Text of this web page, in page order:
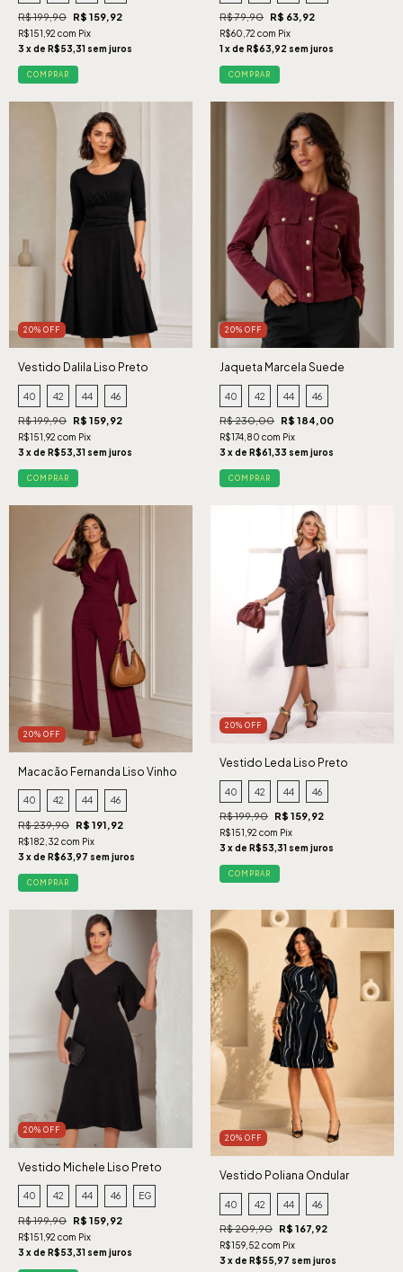
R$ 199,90 R$ 159,92
R$151,92 com Pix
3 x de R$53,31 sem juros
COMPRAR
R$ 79,90 R$ 63,92
R$60,72 com Pix
1 x de R$63,92 sem juros
COMPRAR
20% OFF
Vestido Dalila Liso Preto
40 42 44 46
R$ 199,90 R$ 159,92
R$151,92 com Pix
3 x de R$53,31 sem juros
COMPRAR
20% OFF
Jaqueta Marcela Suede
Cabernet
40 42 44 46
R$ 230,00 R$ 184,00
R$174,80 com Pix
3 x de R$61,33 sem juros
COMPRAR
20% OFF
Macacão Fernanda Liso Vinho
40 42 44 46
R$ 239,90 R$ 191,92
R$182,32 com Pix
3 x de R$63,97 sem juros
COMPRAR
20% OFF
Vestido Leda Liso Preto
40 42 44 46
R$ 199,90 R$ 159,92
R$151,92 com Pix
3 x de R$53,31 sem juros
COMPRAR
20% OFF
Vestido Michele Liso Preto
40 42 44 46 EG
R$ 199,90 R$ 159,92
R$151,92 com Pix
3 x de R$53,31 sem juros
20% OFF
Vestido Poliana Ondular
Marinho
40 42 44 46
R$ 209,90 R$ 167,92
R$159,52 com Pix
3 x de R$55,97 sem juros